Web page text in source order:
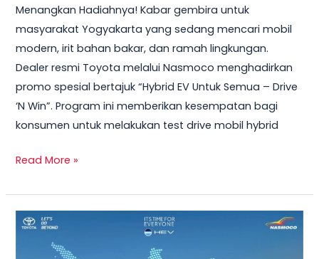
Menangkan Hadiahnya! Kabar gembira untuk
masyarakat Yogyakarta yang sedang mencari mobil
modern, irit bahan bakar, dan ramah lingkungan.
Dealer resmi Toyota melalui Nasmoco menghadirkan
promo spesial bertajuk “Hybrid EV Untuk Semua – Drive
‘N Win”. Program ini memberikan kesempatan bagi
konsumen untuk melakukan test drive mobil hybrid
–
Test
Drive
Sekarang
&
Bawa
Pulang
TV
GRATIS!
Read More »
Toyota